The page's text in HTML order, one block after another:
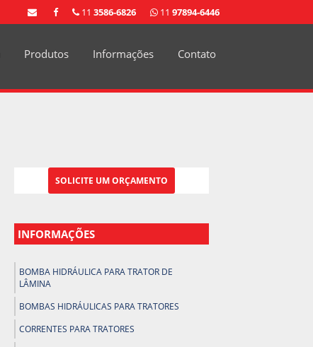
11 97894-6446
11 3586-6826
Produtos Informações Contato
SOLICITE UM ORÇAMENTO
INFORMAÇÕES
BOMBA HIDRÁULICA PARA TRATOR DE
LÂMINA
BOMBAS HIDRÁULICAS PARA TRATORES
CORRENTES PARA TRATORES